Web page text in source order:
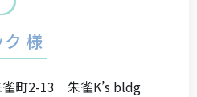
様
町2-13 朱雀K’s bldg